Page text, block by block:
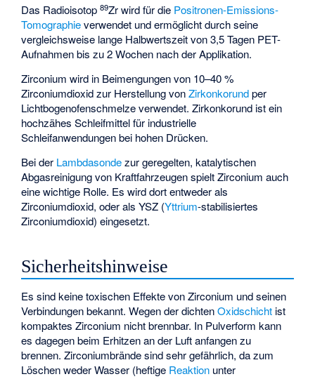
Das Radioisotop89Zr wird für die Positronen-Emissions-
Tomographieverwendet und ermöglicht durch seine
vergleichsweise lange Halbwertszeit von 3,5 Tagen PET-
Aufnahmen bis zu 2 Wochen nach der Applikation.
Zirconium wird in Beimengungen von 10–40 %
Zirconiumdioxid zur Herstellung vonZirkonkorundper
Lichtbogenofenschmelze verwendet. Zirkonkorund ist ein
hochzähes Schleifmittel für industrielle
Schleifanwendungen bei hohen Drücken.
Bei der Lambdasondezur geregelten, katalytischen
Abgasreinigung von Kraftfahrzeugen spielt Zirconium auch
eine wichtige Rolle. Es wird dort entweder als
Zirconiumdioxid, oder als YSZ (Yttrium-stabilisiertes
Zirconiumdioxid) eingesetzt.
Sicherheitshinweise
Es sind keine toxischen Effekte von Zirconium und seinen
Verbindungen bekannt. Wegen der dichtenOxidschicht ist
kompaktes Zirconium nicht brennbar. In Pulverform kann
es dagegen beim Erhitzen an der Luft anfangen zu
brennen. Zirconiumbrände sind sehr gefährlich, da zum
Löschen weder Wasser (heftige Reaktion unter